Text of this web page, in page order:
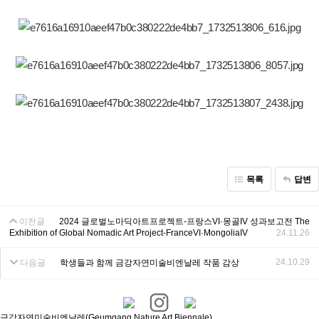
목록 답변
이전글
2024 글로벌노마딕아트프로젝트-프랑스VI·몽골IV 성과보고전 The
Exhibition of Global Nomadic Art Project-FranceVI·MongoliaIV
24.11.26
다음글 학생들과 함께 금강자연미술비엔날레 작품 감상 24.10.29